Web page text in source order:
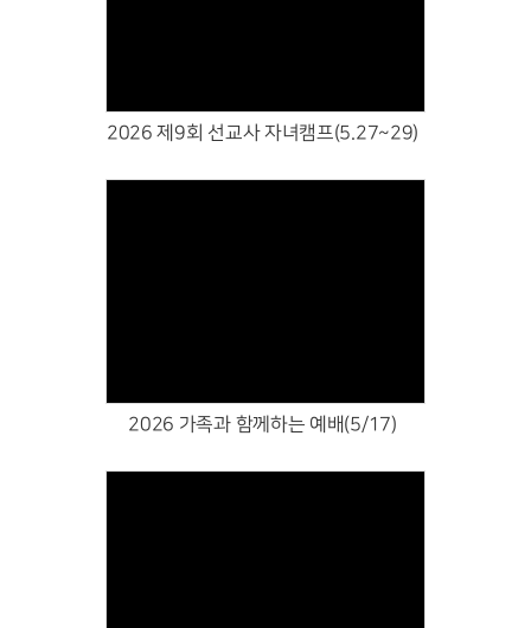
2026 제9회 선교사 자녀캠프(5.27~29)
2026 가족과 함께하는 예배(5/17)